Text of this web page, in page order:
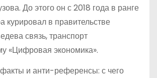
До этого он с 2018 года в ранге
курировал в правительстве
связь, транспорт
«Цифровая экономика».
и анти-референсы: с чего